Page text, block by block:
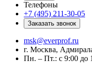
Телефоны
+7 (495) 211-30-05
Заказать звонок
msk@everprof.ru
г. Москва,
Пн. – Пт.: с 9:00 до